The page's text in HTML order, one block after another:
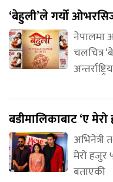
‘बेहुली’ले गर्यो
नेपालमा
चलचित्र
अन्तर्राष्ट्रिय
बडीमालिकाबाट ‘ए
अभिनेत्री
मेरो हजुर
बताएकी